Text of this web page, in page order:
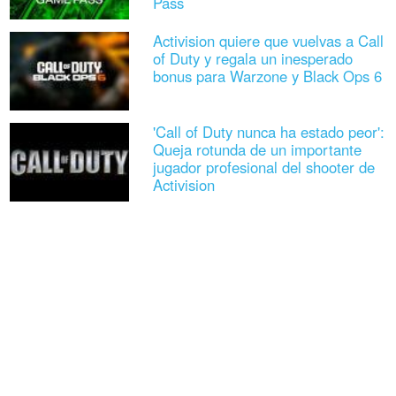
Activision quiere que vuelvas a Call
of Duty y regala un inesperado
bonus para Warzone y Black Ops 6
'Call of Duty nunca ha estado peor':
Queja rotunda de un importante
jugador profesional del shooter de
Activision